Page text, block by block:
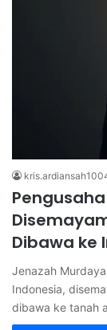
Dibawa ke
Jenazah
Indonesia,
dibawa ke tanah